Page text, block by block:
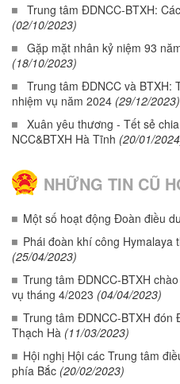
Trung tâm ĐDNCC-BTXH:
(02/10/2023)
Gặp mặt nhân kỷ niệm 93
(18/10/2023)
Trung tâm ĐDNCC và BTXH:
nhiệm vụ năm 2024 (29/12/2023)
Xuân yêu thương - Tết sẻ
NCC&BTXH Hà Tĩnh (20/01/
NHỮNG TIN CŨ
Một số hoạt động Đoàn điều
Phái đoàn khí công Hymalaya
(25/04/2023)
Trung tâm ĐDNCC-BTXH
vụ tháng 4/2023 (04/04/2023)
Trung tâm ĐDNCC-BTXH
Thạch Hà (11/03/2023)
Hội nghị Hội các Trung tâm
phía Bắc (20/02/2023)